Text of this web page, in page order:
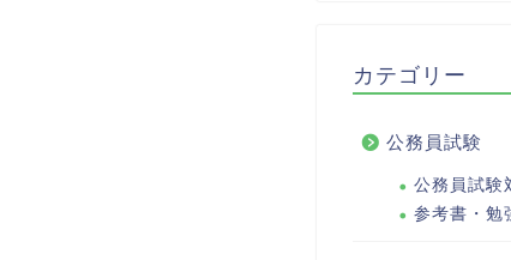
カテゴリー
公務員試験
公務員試験
参考書・勉